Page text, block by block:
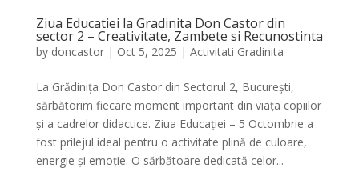
Ziua Educatiei la Gradinita Don Castor din
sector 2 – Creativitate, Zambete si Recunostinta
by doncastor| Oct 5, 2025 | Activitati Gradinita
La Grădinița Don Castor din Sectorul 2, București,
sărbătorim fiecare moment important din viața copiilor
și a cadrelor didactice. Ziua Educației – 5 Octombrie a
fost prilejul ideal pentru o activitate plină de culoare,
energie și emoție. O sărbătoare dedicată celor...